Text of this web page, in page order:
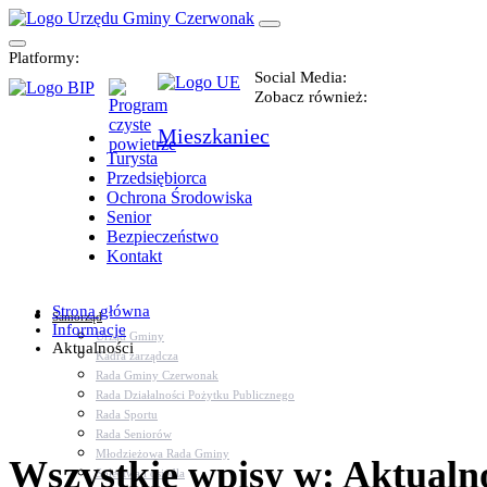
Platformy:
Social Media:
Zobacz również:
Mieszkaniec
Turysta
Przedsiębiorca
Ochrona Środowiska
Senior
Bezpieczeństwo
Kontakt
Samorząd
Urząd Gminy
Kadra zarządcza
Rada Gminy Czerwonak
Rada Działalności Pożytku Publicznego
Rada Sportu
Rada Seniorów
Młodzieżowa Rada Gminy
Sołectwa i osiedla
Strona główna
Informacje
Aktualności
Wszystkie wpisy w: